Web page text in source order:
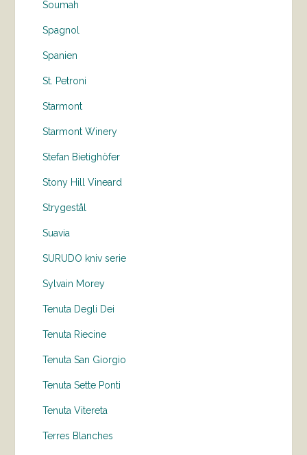
Soumah
Spagnol
Spanien
St. Petroni
Starmont
Starmont Winery
Stefan Bietighöfer
Stony Hill Vineard
Strygestål
Suavia
SURUDO kniv serie
Sylvain Morey
Tenuta Degli Dei
Tenuta Riecine
Tenuta San Giorgio
Tenuta Sette Ponti
Tenuta Vitereta
Terres Blanches